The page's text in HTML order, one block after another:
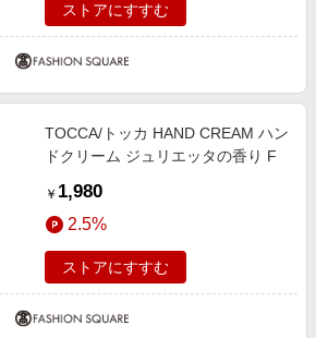
ストアにすすむ
TOCCA/トッカ HAND CREAM ハン
ドクリーム ジュリエッタの香り F
￥ 1,980
2.5%
ストアにすすむ